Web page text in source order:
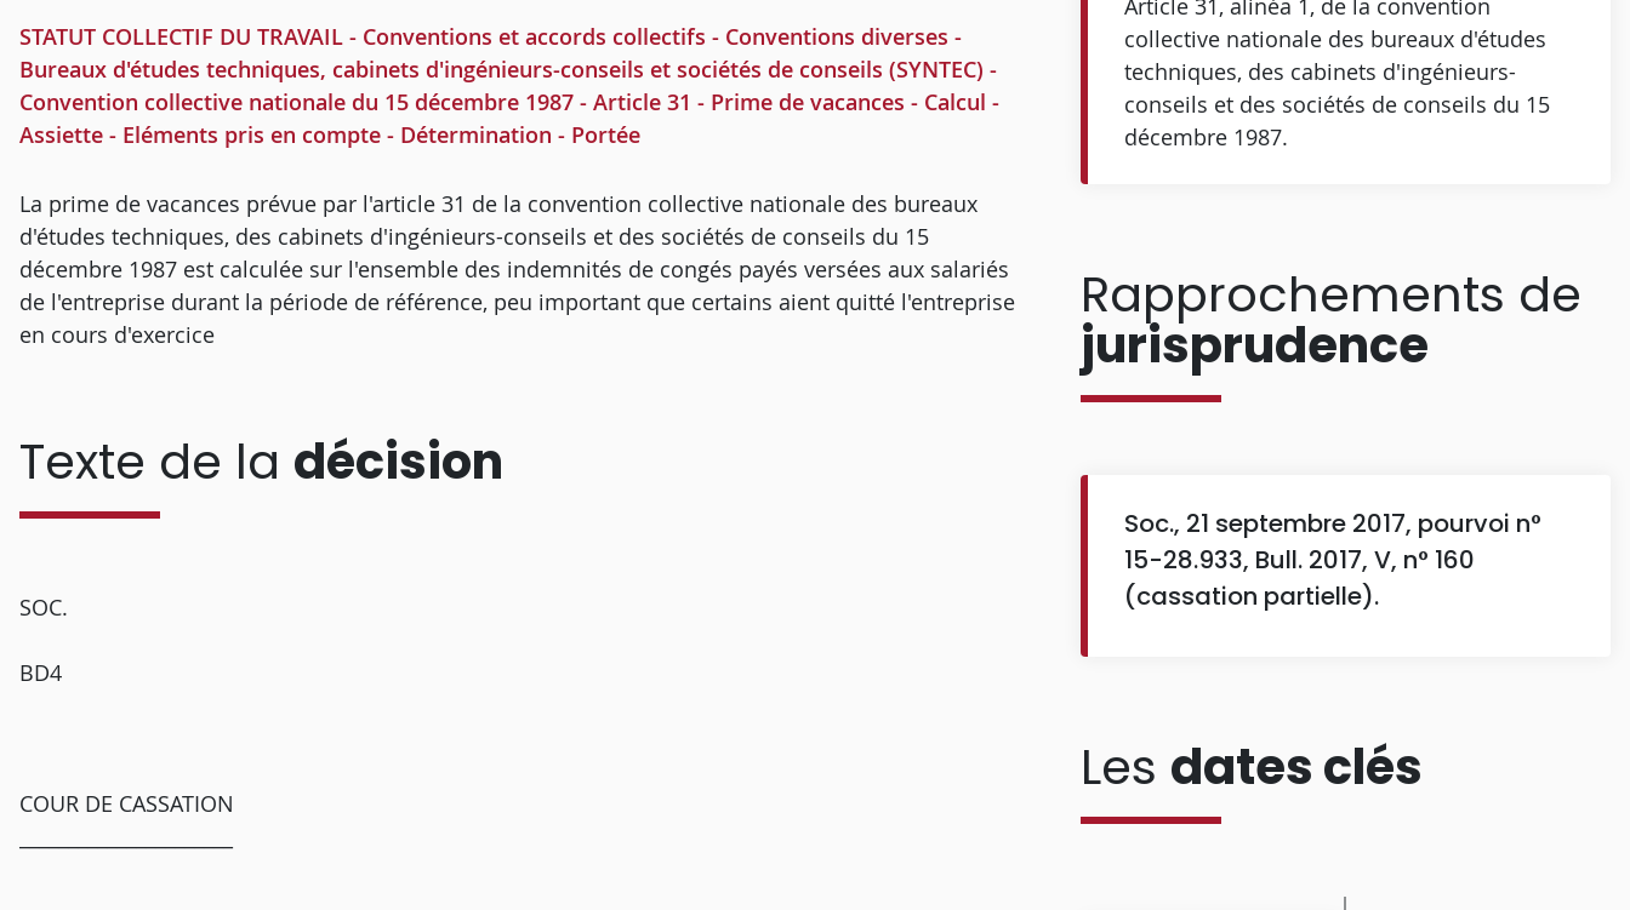
STATUT COLLECTIF DU TRAVAIL - Conventions et accords collectifs - Conventions diverses -
Bureaux d'études techniques, cabinets d'ingénieurs-conseils et sociétés de conseils (SYNTEC) -
Convention collective nationale du 15 décembre 1987 - Article 31 - Prime de vacances - Calcul -
Assiette - Eléments pris en compte - Détermination - Portée
La prime de vacances prévue par l'article 31 de la convention collective nationale des bureaux
d'études techniques, des cabinets d'ingénieurs-conseils et des sociétés de conseils du 15
décembre 1987 est calculée sur l'ensemble des indemnités de congés payés versées aux salariés
de l'entreprise durant la période de référence, peu important que certains aient quitté l'entreprise
en cours d'exercice
Texte de la décision
SOC.
BD4
COUR DE CASSATION
Article 31, alinéa 1, de la convention
collective nationale des bureaux d'études
techniques, des cabinets d'ingénieurs-
conseils et des sociétés de conseils du 15
décembre 1987.
Rapprochements de
jurisprudence
Soc., 21 septembre 2017, pourvoi n°
15-28.933, Bull. 2017, V, n° 160
(cassation partielle).
Les dates clés